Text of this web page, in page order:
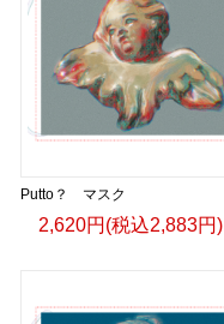
Putto？ マスク
2,620円(税込2,883円)